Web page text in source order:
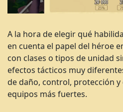
A la hora de elegir qué
en cuenta el papel del héroe
con clases o tipos de unidad
efectos tácticos muy
de daño, control, protección
equipos más fuertes.